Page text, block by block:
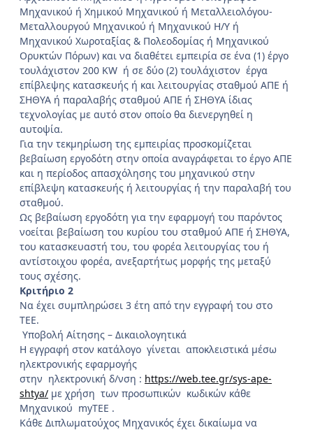
Μηχανικού ή Χημικού Μηχανικού ή Μεταλλειολόγου-
Μεταλλουργού Μηχανικού ή Μηχανικού Η/Υ ή
Μηχανικού Χωροταξίας & Πολεοδομίας ή Μηχανικού
Ορυκτών Πόρων) και να διαθέτει εμπειρία σε ένα (1) έργο
τουλάχιστον 200 KW ή σε δύο (2) τουλάχιστον έργα
επίβλεψης κατασκευής ή και λειτουργίας σταθμού ΑΠΕ ή
ΣΗΘΥΑ ή παραλαβής σταθμού ΑΠΕ ή ΣΗΘΥΑ ίδιας
τεχνολογίας με αυτό στον οποίο θα διενεργηθεί η
αυτοψία.
Για την τεκμηρίωση της εμπειρίας προσκομίζεται
βεβαίωση εργοδότη στην οποία αναγράφεται το έργο ΑΠΕ
και η περίοδος απασχόλησης του μηχανικού στην
επίβλεψη κατασκευής ή λειτουργίας ή την παραλαβή του
σταθμού.
Ως βεβαίωση εργοδότη για την εφαρμογή του παρόντος
νοείται βεβαίωση του κυρίου του σταθμού ΑΠΕ ή ΣΗΘΥΑ,
του κατασκευαστή του, του φορέα λειτουργίας του ή
αντίστοιχου φορέα, ανεξαρτήτως μορφής της μεταξύ
τους σχέσης.
Κριτήριο 2
Να έχει συμπληρώσει 3 έτη από την εγγραφή του στο
ΤΕΕ.
Υποβολή Αίτησης – Δικαιολογητικά
Η εγγραφή στον κατάλογο γίνεται αποκλειστικά μέσω
ηλεκτρονικής εφαρμογής
στην ηλεκτρονική δ/νση : https://web.tee.gr/sys-ape-
shtya/ με χρήση των προσωπικών κωδικών κάθε
Μηχανικού myΤΕΕ .
Κάθε Διπλωματούχος Μηχανικός έχει δικαίωμα να